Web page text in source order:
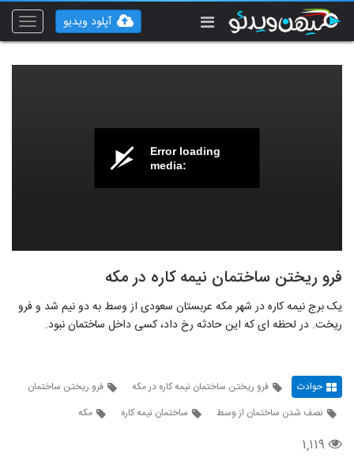
Toggle
آپلود ویدیو
Error loading
media:
فرو ریختن ساختمان نیمه کاره در مکه
یک برج نیمه کاره در شهر مکه عربستان سعودی از وسط به دو نیم شد و فرو
ریخت. در لحظه ای که این حادثه رخ داد، کسی داخل ساختمان نبود.
حوادث فرو ریختن ساختمان نیمه کاره در مکه
فرو ریختن ساختمان
نصف شدن ساختمان از وسط
ساختمان نیمه کاره مکه
۱,۱۱۹